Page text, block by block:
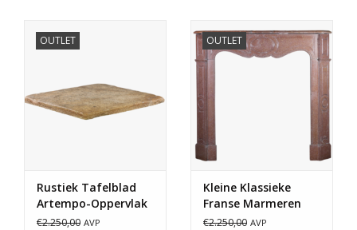
OUTLET
Rustiek Tafelblad
Artempo-Oppervlak
€2.250,00 AVP
OUTLET
Kleine Klassieke
Franse Marmeren
Stenen Schouw
€2.250,00 AVP